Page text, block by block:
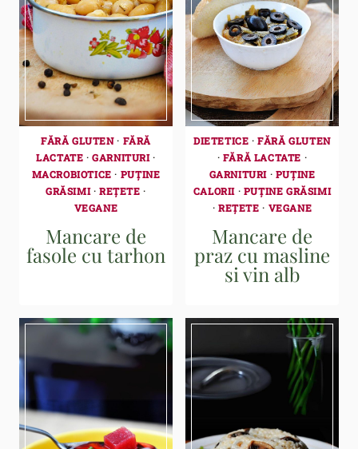
FĂRĂ GLUTEN· FĂRĂ
LACTATE ·GARNITURI·
MACROBIOTICE · PUȚINE
GRĂSIMI·REȚETE ·
VEGANE
Mancare de
fasole cu tarhon
DIETETICE ·FĂRĂ GLUTEN
· FĂRĂ LACTATE ·
GARNITURI· PUȚINE
CALORII· PUȚINE GRĂSIMI
·REȚETE · VEGANE
Mancare de
praz cu masline
si vin alb